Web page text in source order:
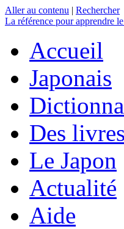
Aller au contenu | Rechercher
La référence pour apprendre
Accueil
Japonais
Des
Le Japon
Actualité
Aide